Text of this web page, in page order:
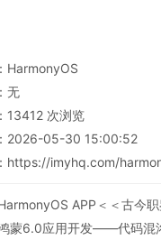
HarmonyOS
无
13412 次浏览
2026-05-30 15:00:52
https://imyhq.com/
APP＜＜古今
蒙6.0应用开发——代码混